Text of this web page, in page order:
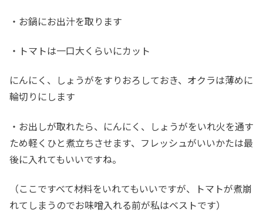
・お鍋にお出汁を取ります
・トマトは一口大くらいにカット
にんにく、しょうがをすりおろしておき、オクラは薄めに
輪切りにします
・お出しが取れたら、にんにく、しょうがをいれ火を通す
ため軽くひと煮立ちさせます、フレッシュがいいかたは最
後に入れてもいいですね。
（ここですべて材料をいれてもいいですが、トマトが煮崩
れてしまうのでお味噌入れる前が私はベストです）